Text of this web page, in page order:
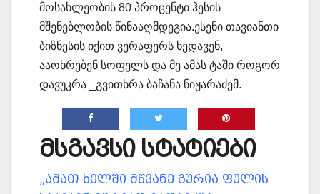
მოსახლეობის 80 პროცენტი ჰესის
მშენებლობის წინააღმდეგია.ესენი თავიანთი
ბიზნესის იქით ვერაფერს ხედავენ,
ააოხრებენ სოფელს და მე ამას ტაში როგორ
დავუკრა _გვითხრა ბაჩანა ნიჟარაძემ.
მსგავსი სტატიები
„ამათ ხელში მწვანე გურია ფულის